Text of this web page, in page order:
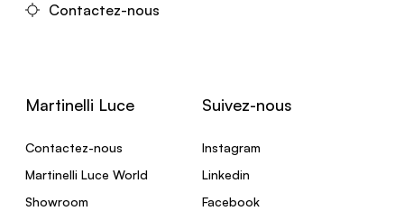
Contactez-nous
Martinelli Luce
Contactez-nous
Martinelli Luce World
Showroom
Suivez-nous
Instagram
Linkedin
Facebook